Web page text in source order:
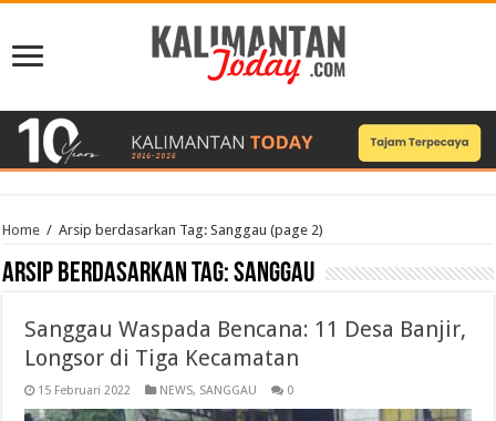
Home / Arsip berdasarkan Tag:Sanggau (page 2)
Arsip berdasarkan Tag:Sanggau
Sanggau Waspada Bencana: 11 Desa Banjir,
Longsor di Tiga Kecamatan
15 Februari 2022 NEWS, SANGGAU 0